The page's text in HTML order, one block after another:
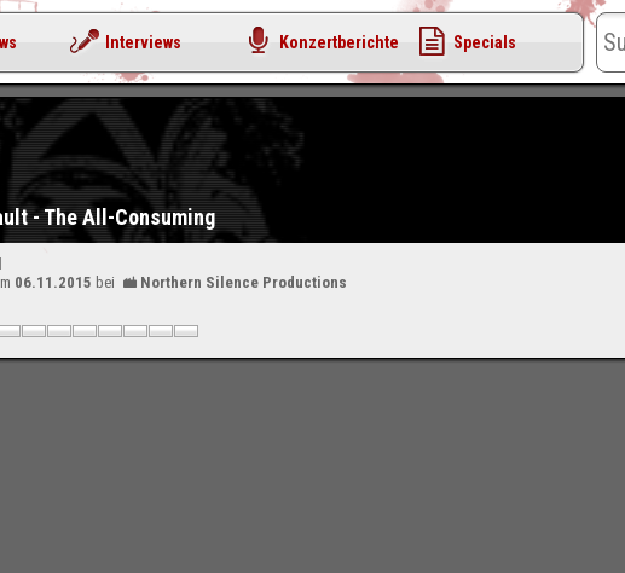
- The All-Consuming
06.11.2015 bei Northern Silence Productions
Interviews Konzertberichte Specials